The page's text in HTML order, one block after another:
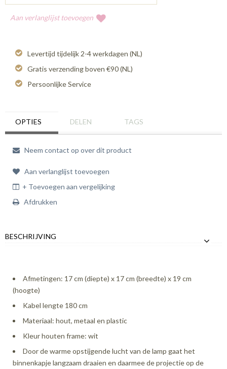
Aan verlanglijst toevoegen
Levertijd tijdelijk 2-4 werkdagen (NL)
Gratis verzending boven €90 (NL)
Persoonlijke Service
OPTIES DELEN TAGS
Neem contact op over dit product
Aan verlanglijst toevoegen
+ Toevoegen aan vergelijking
Afdrukken
BESCHRIJVING
Afmetingen: 17 cm (diepte) x 17 cm (breedte) x 19 cm
(hoogte)
Kabel lengte 180 cm
Materiaal: hout, metaal en plastic
Kleur houten frame: wit
Door de warme opstijgende lucht van de lamp gaat het
binnenkapje langzaam draaien en daarmee de projectie op de